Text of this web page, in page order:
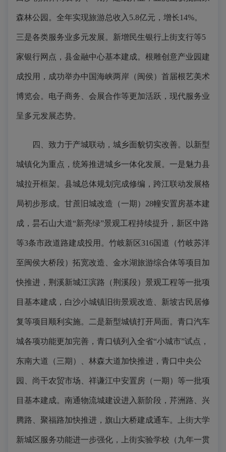
森林公园。全年实现旅游总收入5.8亿元，增长14%。
三是各类服务业多元发展。新增民生银行上街支行等5
家银行网点，县金融中心基本建成。根雕创意产业园建
成投用，成功举办中国海峡两岸（闽侯）首届根艺美术
博览会。电子商务、会展合作等更加活跃，现代服务业
呈多元发展态势。
四、致力于产城联动，城乡面貌切实改善。以新型
城镇化为重点，统筹推进城乡一体化发展。一是魅力县
城拉开框架。县城总体规划完成修编，跨江联动发展格
局初步形成。甘蔗旧城改造（一期）28幢安置房基本建
成，昙石山大道“新亮绿”景观工程持续提升，新区中路
等3条市政道路建成投用。竹岐新区316国道（竹岐苏洋
至闽侯大桥段）拓宽改造、金水湖旅游综合体等项目加
快推进，荆溪新城江滨路（荆溪段）景观工程等一批项
目基本建成，白沙小城镇旧街景观改造、新坡古民居修
复等项目顺利实施。二是新型城镇打开局面。青口汽车
城各项功能更加完善，青口镇列入全省“小城市”试点，
东南大道（三期）、林森大道加快推进，青口中央公
园、尚干农贸市场、祥谦江中安置房（一期）等一批项
目基本建成。南通物流城建设进入新阶段，芹洲路、兴
腾路、聚福路加快推进，旗山大桥建成通车。上街大学
新城区服务功能进一步强化，上街实验学校（九年一贯